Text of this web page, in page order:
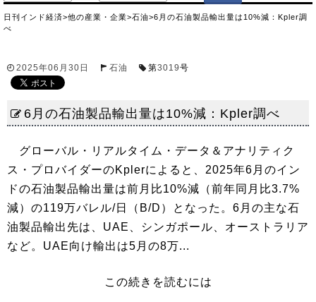
日刊インド経済>他の産業・企業>石油>6月の石油製品輸出量は10%減：Kpler調
べ
2025年06月30日 石油 第3019号
6月の石油製品輸出量は10%減：Kpler調べ
グローバル・リアルタイム・データ＆アナリティク
ス・プロバイダーのKplerによると、2025年6月のイン
ドの石油製品輸出量は前月比10%減（前年同月比3.7%
減）の119万バレル/日（B/D）となった。6月の主な石
油製品輸出先は、UAE、シンガポール、オーストラリア
など。UAE向け輸出は5月の8万...
この続きを読むには